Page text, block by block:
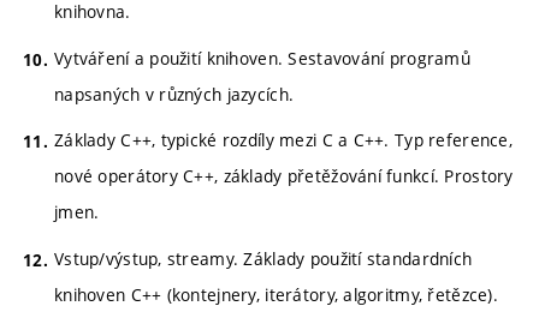
knihovna.
Vytváření a použití knihoven. Sestavování programů
napsaných v různých jazycích.
Základy C++, typické rozdíly mezi C a C++. Typ reference,
nové operátory C++, základy přetěžování funkcí. Prostory
jmen.
Vstup/výstup, streamy. Základy použití standardních
knihoven C++ (kontejnery, iterátory, algoritmy, řetězce).